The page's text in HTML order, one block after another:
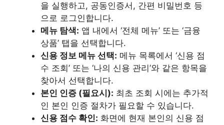
을 실행하고, 공동인증서, 간편 비밀번호 등
으로 로그인합니다.
메뉴 탐색: 앱 내에서 ‘전체 메뉴’ 또는 ‘금융
상품’ 탭을 선택합니다.
신용 정보 메뉴 선택: 메뉴 목록에서 ‘신용 점
수 조회’ 또는 ‘나의 신용 관리’와 같은 항목을
찾아서 선택합니다.
본인 인증 (필요시): 최초 조회 시에는 추가적
인 본인 인증 절차가 필요할 수 있습니다.
신용 점수 확인: 화면에 현재 본인의 신용 점